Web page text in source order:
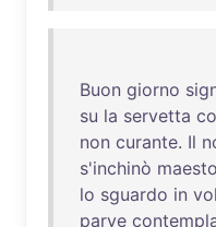
Buon giorno
su la servetta
non curante. Il
s'inchinò
lo sguardo in
parve